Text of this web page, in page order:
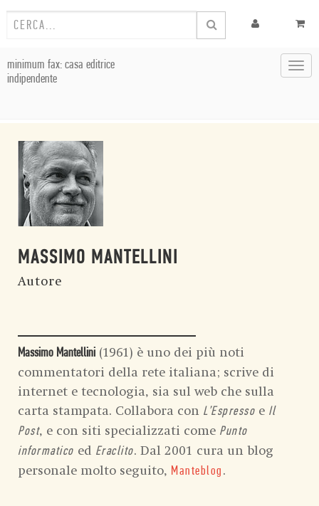
minimum fax: casa editrice
indipendente
MASSIMO MANTELLINI
Autore
Massimo Mantellini (1961) è uno dei più noti
commentatori della rete italiana; scrive di
internet e tecnologia, sia sul web che sulla
carta stampata. Collabora con L’Espresso e Il
Post, e con siti specializzati come Punto
informatico ed Eraclito. Dal 2001 cura un blog
personale molto seguito, Manteblog .